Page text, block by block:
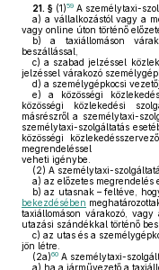
21. § (1)59 A személytaxi-
a) a vállalkozástól vagy a
vagy online úton történő
b) a taxiállomáson
beszállással,
c) a szabad jelzéssel
jelzéssel várakozó
d) a személygépkocsi
e) a közösségi
közösségi közlekedési
másrészről a személytaxi-
személytaxi-szolgáltatás
közösségi
megrendeléssel
veheti igénybe.
(2) A személytaxi-
a) az előzetes megrendelés
b) az utasnak – feltéve,
bekezdésében
taxiállomáson várakozó,
utazási szándékkal történő
c) az utas és a
jön létre.
(2a)60 A személytaxi-
a) ha a járművezető a